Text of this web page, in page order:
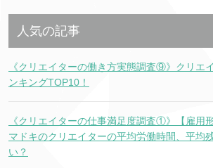
人気の記事
《クリエイターの働き方実態調査⑨》クリエ
ンキングTOP10！
《クリエイターの仕事満足度調査①》【雇用
マドキのクリエイターの平均労働時間、平均
い？